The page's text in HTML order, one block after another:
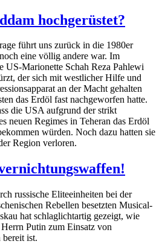
hochgerüstet?
führt uns zurück in die 1980er
eine völlig andere war. Im
US-Marionette Schah Reza Pahlewi
der sich mit westlicher Hilfe und
an der Macht gehalten
das Erdöl fast nachgeworfen hatte.
die USA aufgrund der strikt
neuen Regimes in Teheran das Erdöl
würden. Noch dazu hatten sie
Region verloren.
russische Eliteeinheiten bei der
Rebellen besetzten Musical-
hat schlaglichtartig gezeigt, wie
Putin zum Einsatz von
ist.